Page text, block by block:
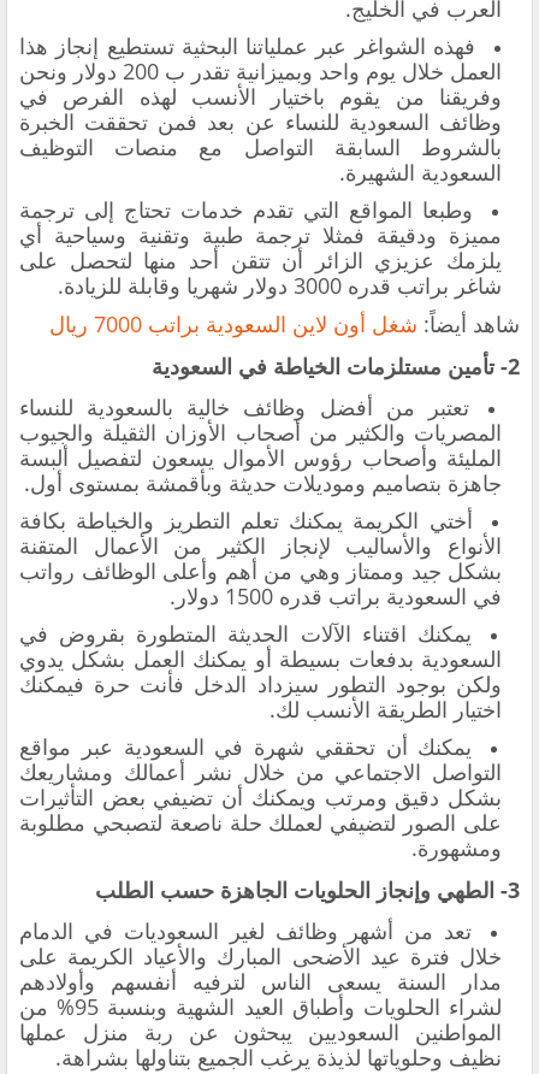
العرب في الخليج.
فهذه الشواغر عبر عملياتنا البحثية تستطيع إنجاز هذا
العمل خلال يوم واحد وبميزانية تقدر ب 200 دولار ونحن
وفريقنا من يقوم باختيار الأنسب لهذه الفرص في
وظائف السعودية للنساء عن بعد فمن تحققت الخبرة
بالشروط السابقة التواصل مع منصات التوظيف
السعودية الشهيرة.
وطبعا المواقع التي تقدم خدمات تحتاج إلى ترجمة
مميزة ودقيقة فمثلا ترجمة طبية وتقنية وسياحية أي
يلزمك عزيزي الزائر أن تتقن أحد منها لتحصل على
شاغر براتب قدره 3000 دولار شهريا وقابلة للزيادة.
شاهد أيضاً: شغل أون لاين السعودية براتب 7000 ريال
2- تأمين مستلزمات الخياطة في السعودية
تعتبر من أفضل وظائف خالية بالسعودية للنساء
المصريات والكثير من أصحاب الأوزان الثقيلة والجيوب
المليئة وأصحاب رؤوس الأموال يسعون لتفصيل ألبسة
جاهزة بتصاميم وموديلات حديثة وبأقمشة بمستوى أول.
أختي الكريمة يمكنك تعلم التطريز والخياطة بكافة
الأنواع والأساليب لإنجاز الكثير من الأعمال المتقنة
بشكل جيد وممتاز وهي من أهم وأعلى الوظائف رواتب
في السعودية براتب قدره 1500 دولار.
يمكنك اقتناء الآلات الحديثة المتطورة بقروض في
السعودية بدفعات بسيطة أو يمكنك العمل بشكل يدوي
ولكن بوجود التطور سيزداد الدخل فأنت حرة فيمكنك
اختيار الطريقة الأنسب لك.
يمكنك أن تحققي شهرة في السعودية عبر مواقع
التواصل الاجتماعي من خلال نشر أعمالك ومشاريعك
بشكل دقيق ومرتب ويمكنك أن تضيفي بعض التأثيرات
على الصور لتضيفي لعملك حلة ناصعة لتصبحي مطلوبة
ومشهورة.
3- الطهي وإنجاز الحلويات الجاهزة حسب الطلب
تعد من أشهر وظائف لغير السعوديات في الدمام
خلال فترة عيد الأضحى المبارك والأعياد الكريمة على
مدار السنة يسعى الناس لترفيه أنفسهم وأولادهم
لشراء الحلويات وأطباق العيد الشهية وبنسبة 95% من
المواطنين السعوديين يبحثون عن ربة منزل عملها
نظيف وحلوياتها لذيذة يرغب الجميع بتناولها بشراهة.